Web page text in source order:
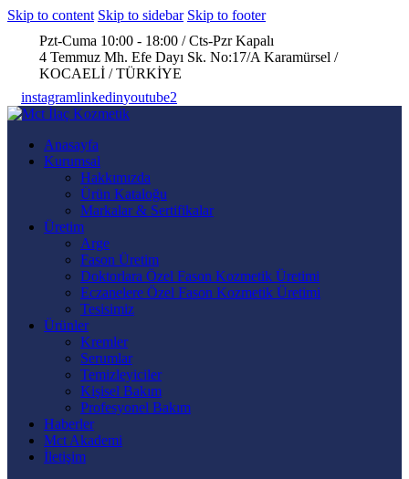
Skip to content Skip to sidebar Skip to footer
Pzt-Cuma 10:00 - 18:00 / Cts-Pzr Kapalı
4 Temmuz Mh. Efe Dayı Sk. No:17/A Karamürsel /
KOCAELİ / TÜRKİYE
instagramlinkedinyoutube2
Anasayfa
Kurumsal
Hakkımızda
Ürün Kataloğu
Markalar & Sertifikalar
Üretim
Arge
Fason Üretim
Doktorlara Özel Fason Kozmetik Üretimi
Eczanelere Özel Fason Kozmetik Üretimi
Tesisimiz
Ürünler
Kremler
Serumlar
Temizleyiciler
Kişisel Bakım
Profesyonel Bakım
Haberler
Mct Akademi
İletişim